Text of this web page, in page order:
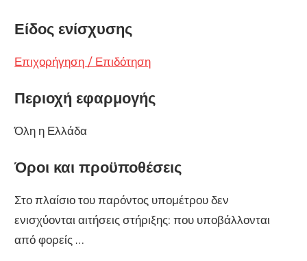
Είδος ενίσχυσης
Επιχορήγηση / Επιδότηση
Περιοχή εφαρμογής
Όλη η Ελλάδα
Όροι και προϋποθέσεις
Στο πλαίσιο του παρόντος υπομέτρου δεν
ενισχύονται αιτήσεις στήριξης: που υποβάλλονται
από φορείς …